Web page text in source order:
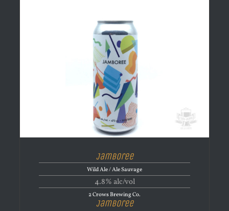
Jamboree
Wild Ale / Ale Sauvage
4.8% alc/vol
2 Crows Brewing Co.
Jamboree